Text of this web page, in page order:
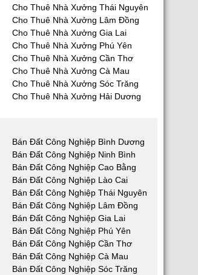
Cho Thuê Nhà Xưởng Thái Nguyên
Cho Thuê Nhà Xưởng Lâm Đồng
Cho Thuê Nhà Xưởng Gia Lai
Cho Thuê Nhà Xưởng Phú Yên
Cho Thuê Nhà Xưởng Cần Thơ
Cho Thuê Nhà Xưởng Cà Mau
Cho Thuê Nhà Xưởng Sóc Trăng
Cho Thuê Nhà Xưởng Hải Dương
Bán Đất Công Nghiệp Bình Dương
Bán Đất Công Nghiệp Ninh Bình
Bán Đất Công Nghiệp Cao Bằng
Bán Đất Công Nghiệp Lào Cai
Bán Đất Công Nghiệp Thái Nguyên
Bán Đất Công Nghiệp Lâm Đồng
Bán Đất Công Nghiệp Gia Lai
Bán Đất Công Nghiệp Phú Yên
Bán Đất Công Nghiệp Cần Thơ
Bán Đất Công Nghiệp Cà Mau
Bán Đất Công Nghiệp Sóc Trăng